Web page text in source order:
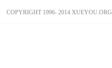
COPYRIGHT 1996- 2014 XUEYOU.ORG